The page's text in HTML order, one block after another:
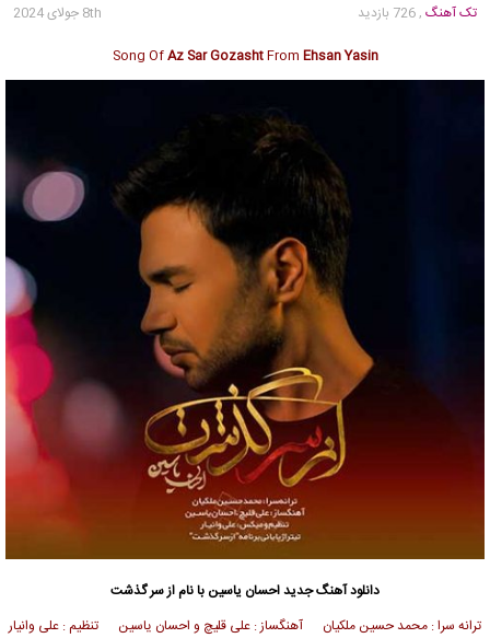
تک آهنگ , 726 بازدید
8th جولای 2024
Song OfAz Sar GozashtFrom Ehsan Yasin
دانلود آهنگ جدیداحسان یاسین با نام از سر گذشت
ترانه سرا : محمد حسین ملکیان آهنگساز : علی قلیچ و احسان یاسین تنظیم : علی وانیار